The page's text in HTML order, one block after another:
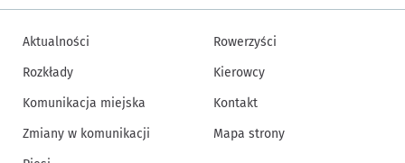
Aktualności
Rozkłady
Komunikacja miejska
Zmiany w komunikacji
Rowerzyści
Kierowcy
Kontakt
Mapa strony